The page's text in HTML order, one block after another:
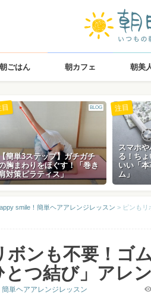
朝ごはん 朝カフェ 朝美
BLOG
簡単3ステップ】ガチガチ
胸まわりをほぐす！「巻き
対策ピラティス」
スマホ
る！ち
いい「
ム」
注目
smile！簡単ヘアアレンジレッスン > ピンもリ
ボンも不要！ゴ
とつ結び」アレ
単ヘアアレンジレッスン